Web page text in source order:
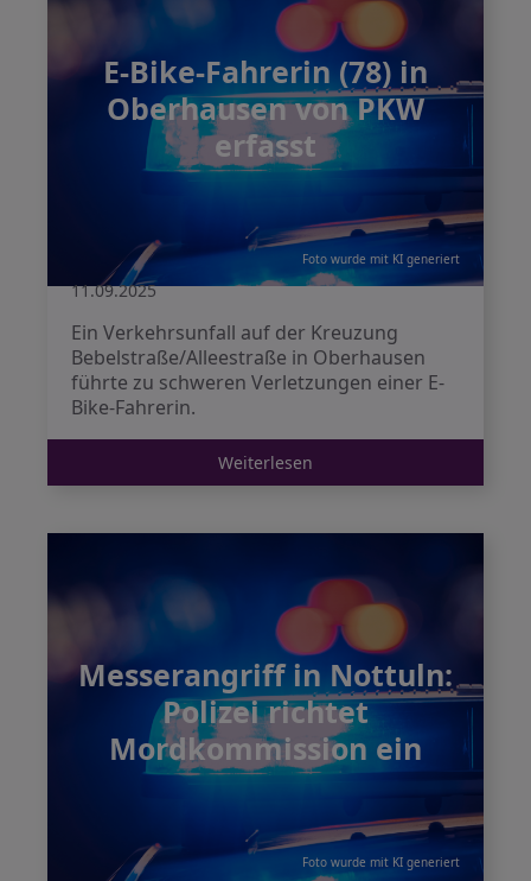
E-Bike-Fahrerin (78) in
Oberhausen von PKW
erfasst
Foto wurde mit KI generiert
11.09.2025
Ein Verkehrsunfall auf der Kreuzung
Bebelstraße/Alleestraße in Oberhausen
führte zu schweren Verletzungen einer E-
Bike-Fahrerin.
Weiterlesen
Messerangriff in Nottuln:
Polizei richtet
Mordkommission ein
Foto wurde mit KI generiert